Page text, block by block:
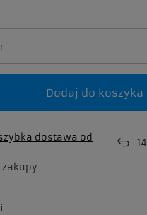
Dodaj do koszyka
dostawa od
14
zakupy